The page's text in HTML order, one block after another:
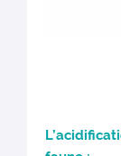
L’acidi